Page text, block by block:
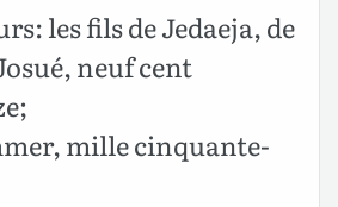
les fils de Jedaeja, de
neuf cent
mille cinquante-